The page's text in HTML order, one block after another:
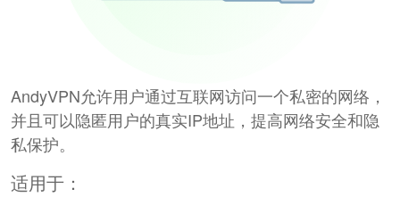
AndyVPN允许用户通过互联网访问一个私密的网络，
并且可以隐匿用户的真实IP地址，提高网络安全和隐
私保护。
适用于：